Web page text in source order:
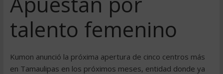
talento femenino
Kumon anunció la próxima apertura de cinco centros más
en Tamaulipas en los próximos meses, entidad donde ya